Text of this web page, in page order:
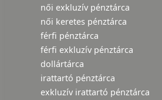
női exkluzív pénztárca
női keretes pénztárca
férfi pénztárca
férfi exkluzív pénztárca
dollártárca
irattartó pénztárca
exkluzív irattartó pénztárca